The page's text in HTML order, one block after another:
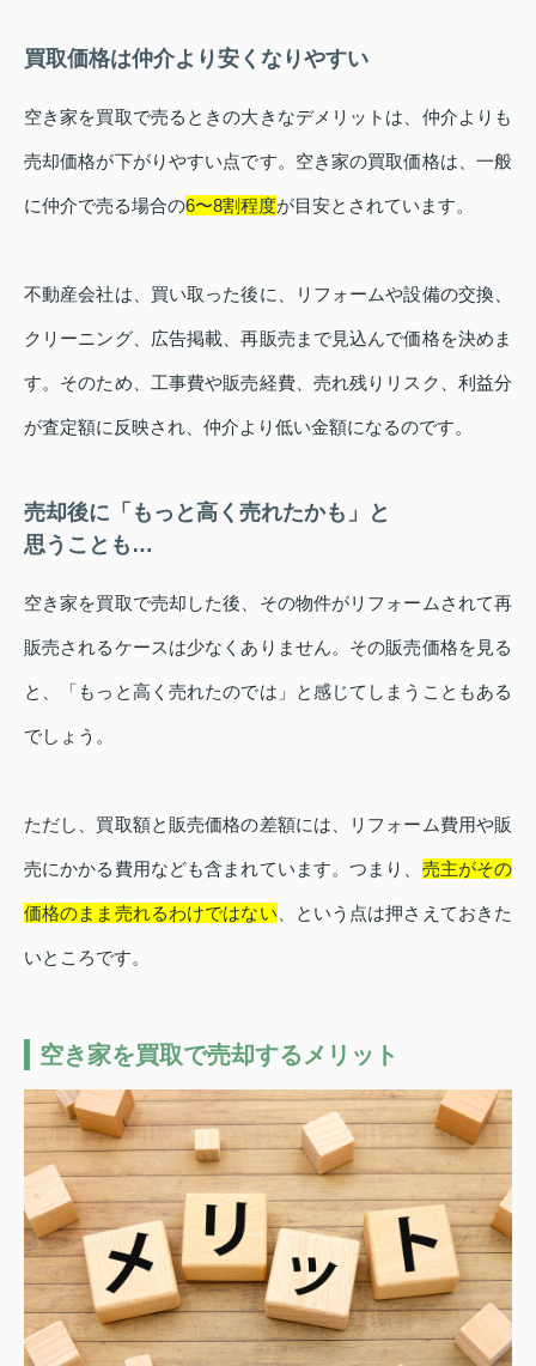
買取価格は仲介より安くなりやすい
空き家を買取で売るときの大きなデメリットは、仲介よりも
売却価格が下がりやすい点です。空き家の買取価格は、一般
に仲介で売る場合の6〜8割程度が目安とされています。
不動産会社は、買い取った後に、リフォームや設備の交換、
クリーニング、広告掲載、再販売まで見込んで価格を決めま
す。そのため、工事費や販売経費、売れ残りリスク、利益分
が査定額に反映され、仲介より低い金額になるのです。
売却後に「もっと高く売れたかも」と
思うことも…
空き家を買取で売却した後、その物件がリフォームされて再
販売されるケースは少なくありません。その販売価格を見る
と、「もっと高く売れたのでは」と感じてしまうこともある
でしょう。
ただし、買取額と販売価格の差額には、リフォーム費用や販
売にかかる費用なども含まれています。つまり、 売主がその
価格のまま売れるわけではない 、という点は押さえておきた
いところです。
空き家を買取で売却するメリット